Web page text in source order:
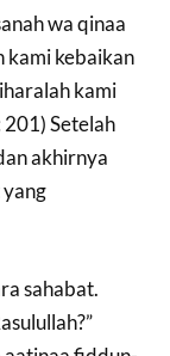
wa qinaa
kami kebaikan
kami
Setelah
akhirnya
sahabat.